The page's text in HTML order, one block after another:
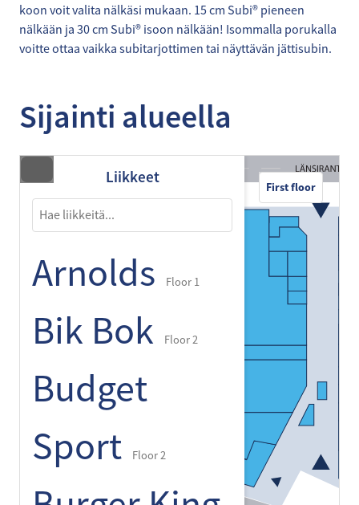
koon voit valita nälkäsi mukaan. 15 cm Subi® pieneen
nälkään ja 30 cm Subi® isoon nälkään! Isommalla porukalla
voitte ottaa vaikka subitarjottimen tai näyttävän jättisubin.
Sijainti alueella
Liikkeet
Arnolds Floor 1
Bik Bok Floor 2
Budget
Sport
Floor 2
First floor